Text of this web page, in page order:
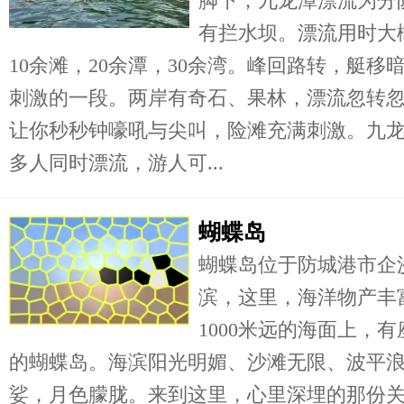
有拦水坝。漂流用时大
10余滩，20余潭，30余湾。峰回路转，艇移
刺激的一段。两岸有奇石、果林，漂流忽转
让你秒秒钟嚎吼与尖叫，险滩充满刺激。九
多人同时漂流，游人可...
蝴蝶岛
蝴蝶岛位于防城港市
滨，这里，海洋物产
1000米远的海面上，
的蝴蝶岛。海滨阳光明媚、沙滩无限、波平
娑，月色朦胧。来到这里，心里深埋的那份